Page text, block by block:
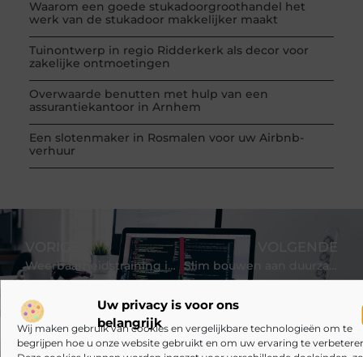
Uw privacy is voor ons
belangrijk
Wij maken gebruik van cookies en vergelijkbare technologieën om te
begrijpen hoe u onze website gebruikt en om uw ervaring te
Waarom een goede stukadoorgroothandel het
werk van de stukadoor makkelijker maakt
Tuinontwerp in regio Ridderkerk als decor voor
zakelijke ontmoetingen
Overwaarde benutten met hulp van een
assurantiekantoor in Arnhem
Een slotenmaker in Rosmalen voor uw Airbnb-
verhuur
Weerbaarheidstraining in de zorg
VOLGENDE
Slim bouwen aan duurzame online groei